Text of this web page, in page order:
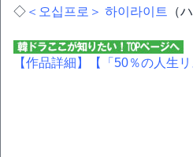
◇ ＜오십프로＞ 하이라이트 （
【作品詳細】 【「50％の人生